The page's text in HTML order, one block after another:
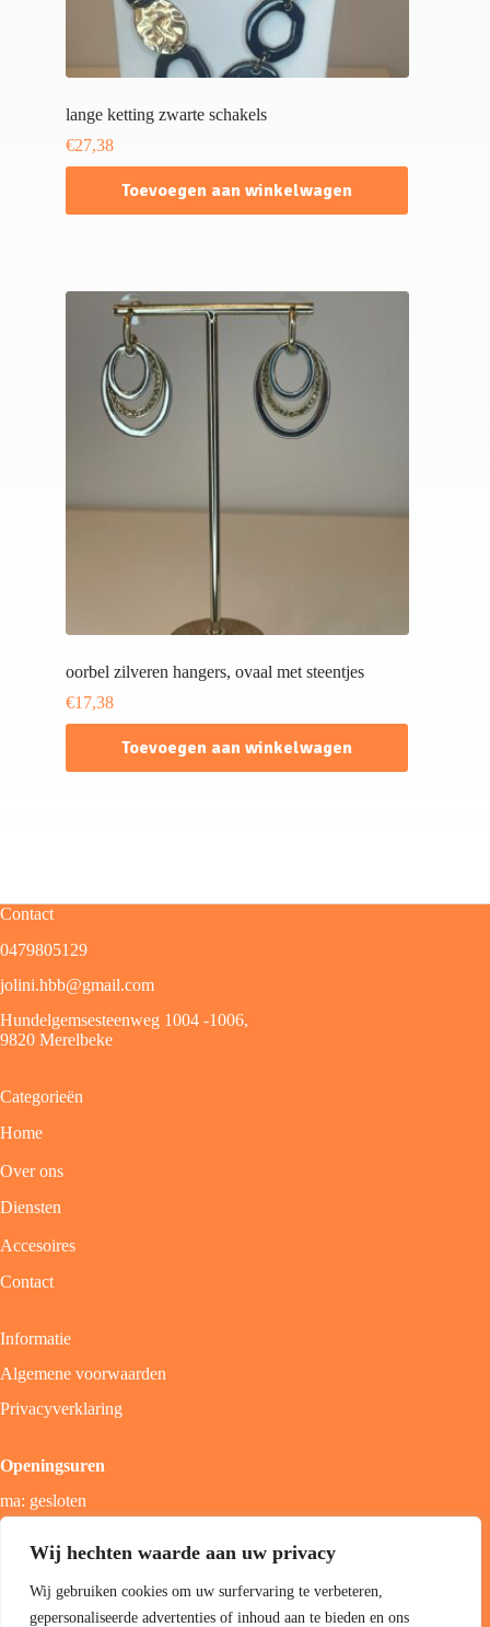
Wij hechten waarde aan uw privacy
Wij gebruiken cookies om uw surfervaring te verbeteren,
gepersonaliseerde advertenties of inhoud aan te bieden en ons
lange ketting zwarte schakels
€27,38
Toevoegen aan winkelwagen
oorbel zilveren hangers, ovaal met steentjes
€17,38
Toevoegen aan winkelwagen
Contact
0479805129
jolini.hbb@gmail.com
Hundelgemsesteenweg 1004 -1006,
9820 Merelbeke
Categorieën
Home
Over ons
Diensten
Accesoires
Contact
Informatie
Algemene voorwaarden
Privacyverklaring
Openingsuren
ma: gesloten
zon; gesloten